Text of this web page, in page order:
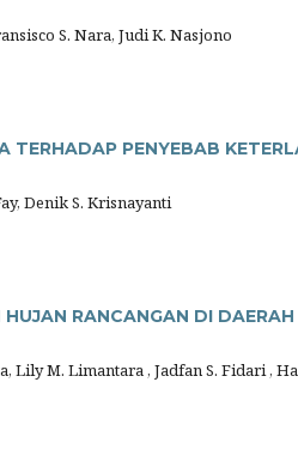
S. Nara, Judi K. Nasjono
TERHADAP PENYEBAB
Denik S. Krisnayanti
RANCANGAN DI
Lily M. Limantara , Jadfan S. Fidari ,